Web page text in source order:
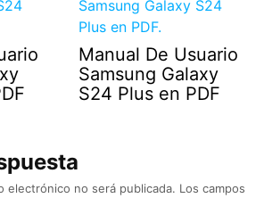
Manual De Usuario
Samsung Galaxy
S24 Plus en PDF
electrónico no será publicada. Los campos